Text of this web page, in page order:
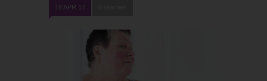
18 APR 17